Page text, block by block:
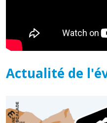
Actualité de